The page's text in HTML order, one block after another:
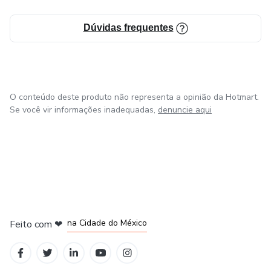
Oportunidades de networking em grupo exclusivo.
Para quem é essa mentoria?
Dúvidas frequentes
O conteúdo deste produto não representa a opinião da Hotmart.
Se você vir informações inadequadas, denuncie aqui
Feito com ❤ na Cidade do México